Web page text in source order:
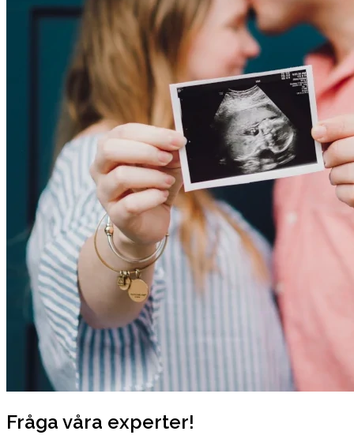
Fråga våra experter!